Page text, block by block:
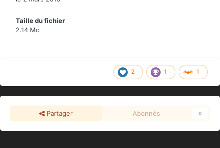
Taille du fichier
2.14 Mo
2 1 1
Partager Abonnés 0